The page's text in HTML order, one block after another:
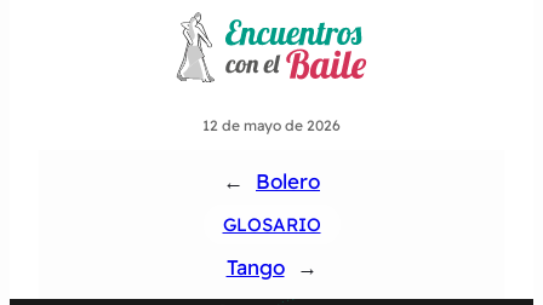
12 de mayo de 2026
← Bolero
GLOSARIO
Tango →